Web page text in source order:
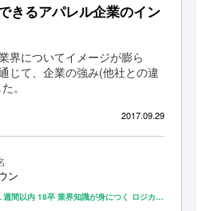
きるアパレル企業のイン
界についてイメージが膨ら
じて、企業の強み(他社との違
。
2017.09.29
ン
週間以内 18卒 業界知識が身につく ロジカルシンキングが身につく